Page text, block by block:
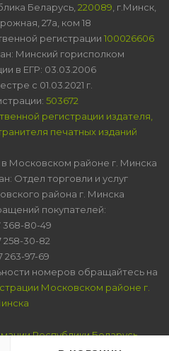
Беларусь, 220089 , г.Минск,
27а, ком 18
регистрации 100026606
Минский горисполком
в ЕГР: 03.03.2006
с 01.03.2021 г.
503672
регистрации издателя,
печатных изданий
Московском районе г. Минска
Отдел торговли и услуг
района г. Минска
покупателей:
368-80-49
258-30-82
263-97-69
номеров обращайтесь на
Московском районе г.